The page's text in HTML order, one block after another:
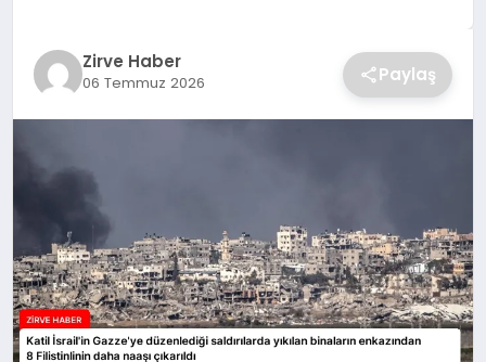
SAĞLIK
Zirve Haber
06 Temmuz 2026 Paylaş